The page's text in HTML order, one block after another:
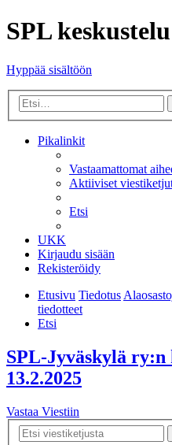
SPL keskustelu
Hyppää sisältöön
Pikalinkit
Vastaamattomat
Aktiiviset
Etsi
UKK
Kirjaudu sisään
Rekisteröidy
Etusivu Tiedotus
tiedotteet
Etsi
SPL-Jyväskylä ry:n
13.2.2025
Vastaa Viestiin